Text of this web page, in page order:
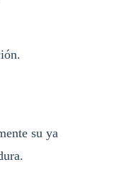
su ya